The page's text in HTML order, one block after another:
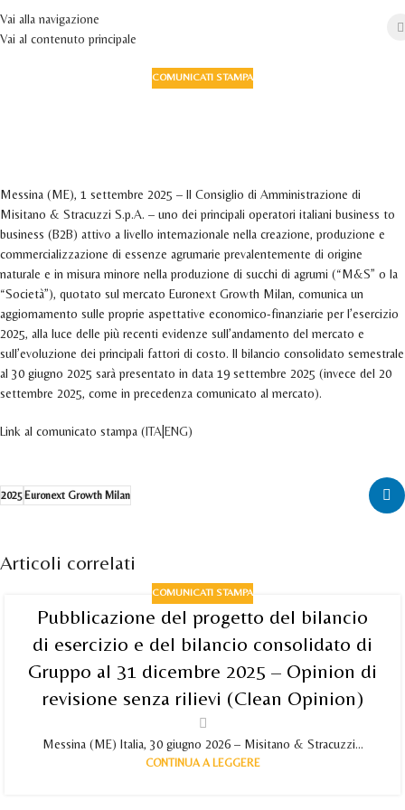
Vai alla navigazione
Vai al contenuto principale
COMUNICATI STAMPA
Messina (ME), 1 settembre 2025 – Il Consiglio di Amministrazione di
Misitano & Stracuzzi S.p.A. – uno dei principali operatori italiani business to
business (B2B) attivo a livello internazionale nella creazione, produzione e
commercializzazione di essenze agrumarie prevalentemente di origine
naturale e in misura minore nella produzione di succhi di agrumi (“M&S” o la
“Società”), quotato sul mercato Euronext Growth Milan, comunica un
aggiornamento sulle proprie aspettative economico-finanziarie per l’esercizio
2025, alla luce delle più recenti evidenze sull’andamento del mercato e
sull’evoluzione dei principali fattori di costo. Il bilancio consolidato semestrale
al 30 giugno 2025 sarà presentato in data 19 settembre 2025 (invece del 20
settembre 2025, come in precedenza comunicato al mercato).
Link al comunicato stampa (ITA ENG)
2025Euronext Growth Milan
Articoli correlati
COMUNICATI STAMPA
Pubblicazione del progetto del bilancio
di esercizio e del bilancio consolidato di
Gruppo al 31 dicembre 2025 – Opinion di
revisione senza rilievi (Clean Opinion)
Messina (ME) Italia, 30 giugno 2026 – Misitano & Stracuzzi...
CONTINUA A LEGGERE